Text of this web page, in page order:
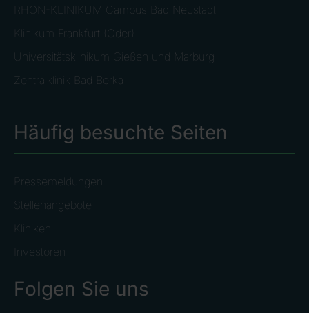
RHÖN-KLINIKUM Campus Bad Neustadt
Klinikum Frankfurt (Oder)
Universitätsklinikum Gießen und Marburg
Zentralklinik Bad Berka
Häufig besuchte Seiten
Pressemeldungen
Stellenangebote
Kliniken
Investoren
Folgen Sie uns